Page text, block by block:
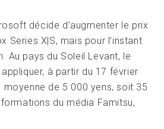
décide d’augmenter le prix
Series X|S, mais pour l’instant
Au pays du Soleil Levant, le
à partir du 17 février
moyenne de 5 000 yens, soit 35
du média Famitsu,